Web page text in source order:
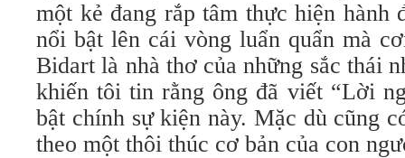
một kẻ đang rắp tâm thực hiện hành
nổi bật lên cái vòng luẩn quẩn mà
Bidart là nhà thơ của những sắc thái
khiến tôi tin rằng ông đã viết “Lời
bật chính sự kiện này. Mặc dù cũng
theo một thôi thúc cơ bản của con